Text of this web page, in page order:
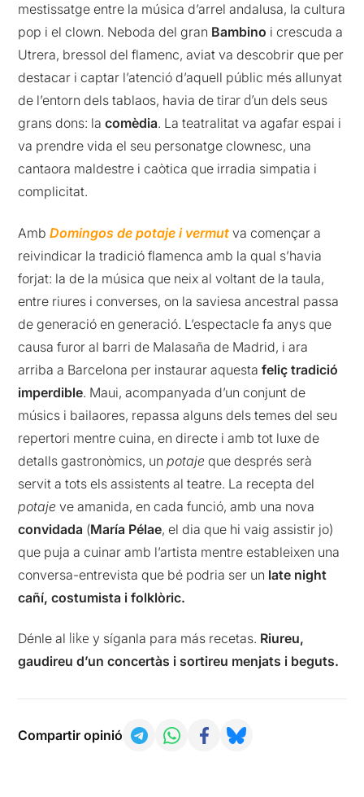
mestissatge entre la música d’arrel andalusa, la cultura
pop i el clown. Neboda del gran Bambino i crescuda a
Utrera, bressol del flamenc, aviat va descobrir que per
destacar i captar l’atenció d’aquell públic més allunyat
de l’entorn delstablaos, havia detirar d’un dels seus
grans dons: lacomèdia. La teatralitat va agafar espai i
va prendre vida el seu personatgeclownesc, una
cantaora maldestre i caòtica que irradia simpatia i
complicitat.
Amb Domingos depotaje i vermut va començar a
reivindicar la tradició flamenca amb la qual s’havia
forjat: la de la música que neix al voltant de la taula,
entre riures i converses, on la saviesa ancestral passa
de generació en generació. L’espectacle fa anys que
causa furor al barri de Malasaña de Madrid, i ara
arriba a Barcelona per instaurar aquesta feliç tradició
imperdible. Maui, acompanyada d’un conjunt de
músics i bailaores, repassa alguns dels temes del seu
repertori mentre cuina, en directe i amb tot luxe de
detalls gastronòmics, unpotaje que després serà
servit a tots els assistents al teatre. La recepta del
potaje ve amanida, en cada funció, amb una nova
convidada (María Pélae, el dia que hi vaig assistir jo)
que puja a cuinar amb l’artista mentre estableixen una
conversa-entrevista que bé podria ser un late night
cañí, costumista i folklòric.
Dénle al like y síganla para más recetas. Riureu,
gaudireu d’un concertàs i sortireu menjats i beguts.
Compartir opinió